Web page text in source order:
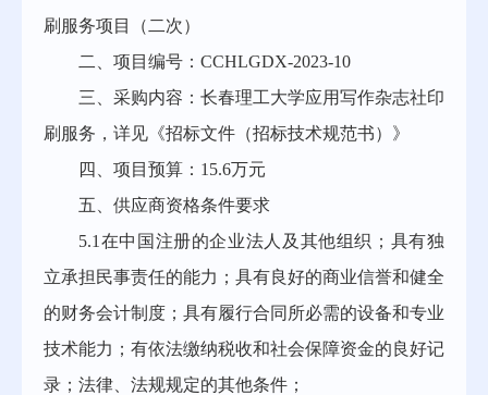
刷服务项目（二次）
二、项目编号：CCHLGDX-2023-10
三、采购内容：长春理工大学应用写作杂志社印
刷服务，详见《招标文件（招标技术规范书）》
四、项目预算：15.6万元
五、供应商资格条件要求
5.1在中国注册的企业法人及其他组织；具有独
立承担民事责任的能力；具有良好的商业信誉和健全
的财务会计制度；具有履行合同所必需的设备和专业
技术能力；有依法缴纳税收和社会保障资金的良好记
录；法律、法规规定的其他条件；